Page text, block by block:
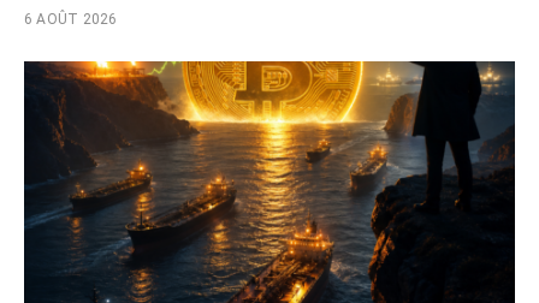
6 AOÛT 2026